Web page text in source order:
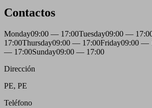
Contactos
Monday09:00 — 17:00Tuesday09:00 —
17:00Thursday09:00 — 17:00Friday09:00 —
— 17:00Sunday09:00 — 17:00
Dirección
PE, PE
Teléfono